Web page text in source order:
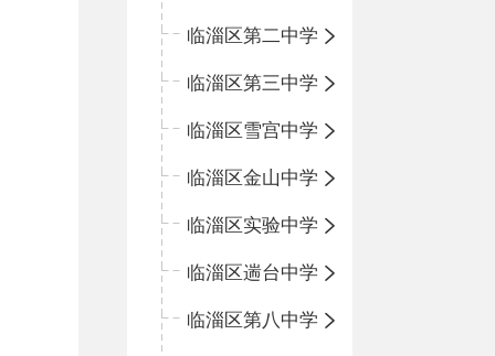
临淄区第二中学
临淄区第三中学
临淄区雪宫中学
临淄区金山中学
临淄区实验中学
临淄区遄台中学
临淄区第八中学